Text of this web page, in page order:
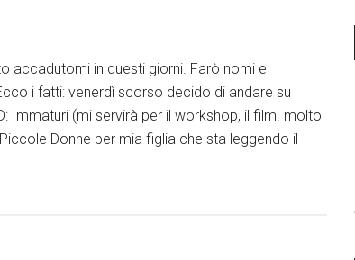
accadutomi in questi giorni. Farò nomi e
i fatti: venerdì scorso decido di andare su
Immaturi (mi servirà per il workshop, il film. molto
Donne per mia figlia che sta leggendo il